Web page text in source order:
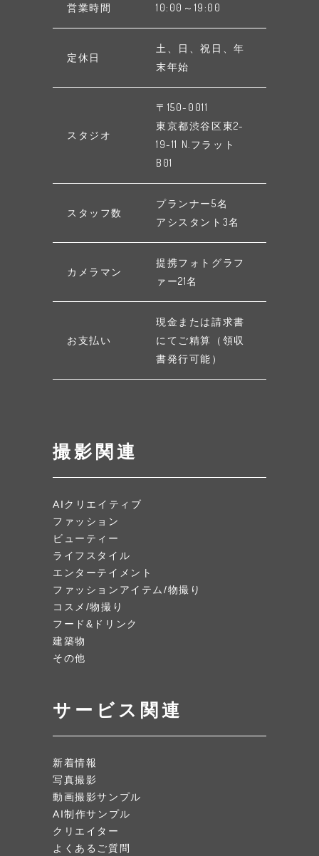
撮影関連
AIクリエイティブ
ファッション
ビューティー
ライフスタイル
エンターテイメント
ファッションアイテム/物撮り
コスメ/物撮り
フード&ドリンク
建築物
その他
サービス関連
新着情報
写真撮影
動画撮影サンプル
AI制作サンプル
クリエイター
よくあるご質問
営業時間 10:00～19:00
定休日
土、日、祝日、年
末年始
スタジオ
〒150-0011
東京都渋谷区東2-
19-11 N.フラット
B01
スタッフ数
プランナー5名
アシスタント3名
カメラマン
提携フォトグラフ
ァー21名
お支払い
現金または請求書
にてご精算（領収
書発行可能）